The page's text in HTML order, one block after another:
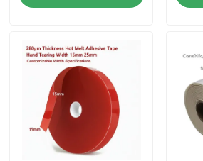
वीडियो
हमारे बारे में